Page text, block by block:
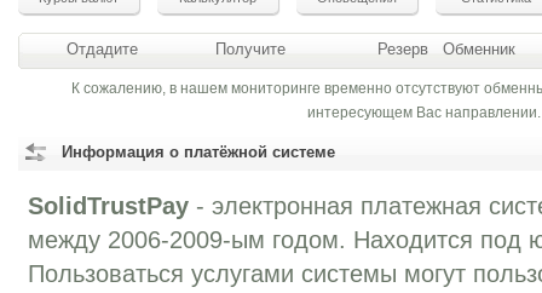
Отдадите Получите Резерв Обменник
К сожалению, в нашем мониторинге временно отсутствуют
интересующем Вас направлении.
Информация о платёжной системе
SolidTrustPay - электронная платежная
между 2006-2009-ым годом. Находится под
Пользоваться услугами системы могут